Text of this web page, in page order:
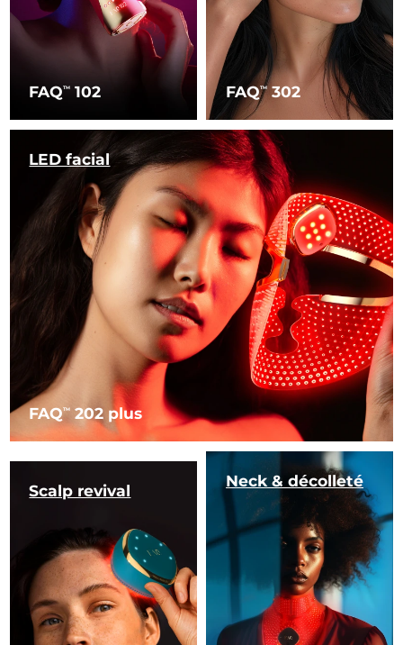
FAQTM 102 FAQTM302
FAQTM 202 plus
LED facial
Scalp revival
Neck & décolleté